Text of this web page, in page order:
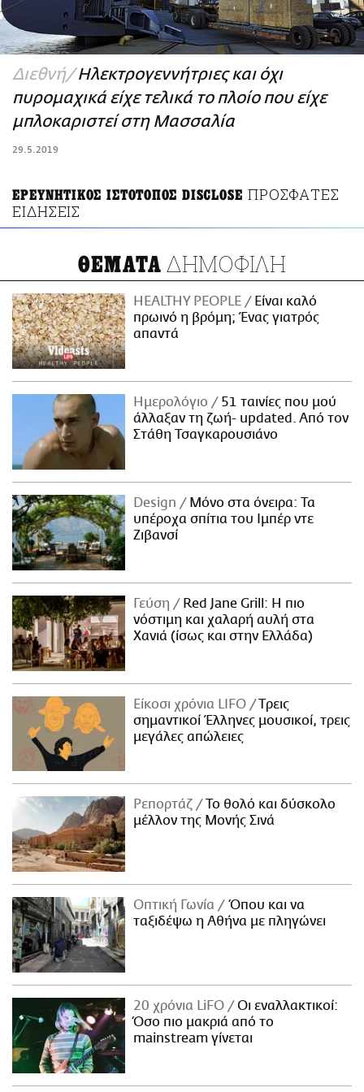
ΑΜΠΑ
PRINT
Διεθνή Ηλεκτρογεννήτριες και όχι
πυρομαχικά είχε τελικά το πλοίο που είχε
μπλοκαριστεί στη Μασσαλία
29.5.2019
ΕΡΕΥΝΗΤΙΚΟΣ ΙΣΤΟΤΟΠΟΣ DISCLOSE ΠΡΟΣΦΑΤΕΣ
ΕΙΔΗΣΕΙΣ
ΘΕΜΑΤΑ ΔΗΜΟΦΙΛΗ
HEALTHY PEOPLE
Είναι καλό
πρωινό η βρόμη; Ένας γιατρός
απαντά
Ημερολόγιο
51 ταινίες που μού
άλλαξαν τη ζωή- updated. Aπό τον
Στάθη Τσαγκαρουσιάνο
Design
Μόνο στα όνειρα: Τα
υπέροχα σπίτια του Ιμπέρ ντε
Ζιβανσί
Γεύση
Red Jane Grill: Η πιο
νόστιμη και χαλαρή αυλή στα
Χανιά (ίσως και στην Ελλάδα)
Είκοσι χρόνια LIFO
Tρεις
σημαντικοί Έλληνες μουσικοί, τρεις
μεγάλες απώλειες
Ρεπορτάζ
Το θολό και δύσκολο
μέλλον της Μονής Σινά
Οπτική Γωνία
Όπου και να
ταξιδέψω η Αθήνα με πληγώνει
20 χρόνια LiFO
Οι εναλλακτικοί:
Όσο πιο μακριά από το
mainstream γίνεται